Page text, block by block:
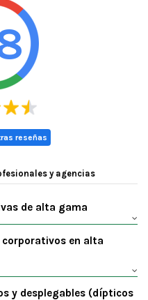
reseñas
y agencias
de alta gama
en alta
y desplegables (dípticos